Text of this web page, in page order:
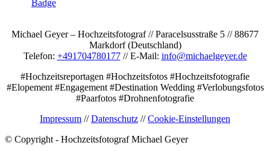
Michael Geyer – Hochzeitsfotograf // Paracelsusstraße 5 // 88677
Markdorf (Deutschland)
Telefon: +491704780177// E-Mail: info@michaelgeyer.de
#Hochzeitsreportagen #Hochzeitsfotos #Hochzeitsfotografie
#Elopement #Engagement #Destination Wedding #Verlobungsfotos
#Paarfotos #Drohnenfotografie
Impressum //Datenschutz //Cookie-Einstellungen
© Copyright - Hochzeitsfotograf Michael Geyer